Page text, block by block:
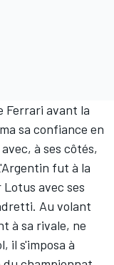
Ferrari avant la
sa confiance en
à ses côtés,
fut à la
avec ses
. Au volant
à sa rivale, ne
il s'imposa à